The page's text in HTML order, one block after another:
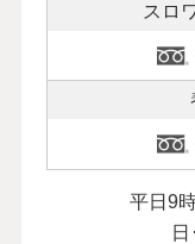
スロ
平日9